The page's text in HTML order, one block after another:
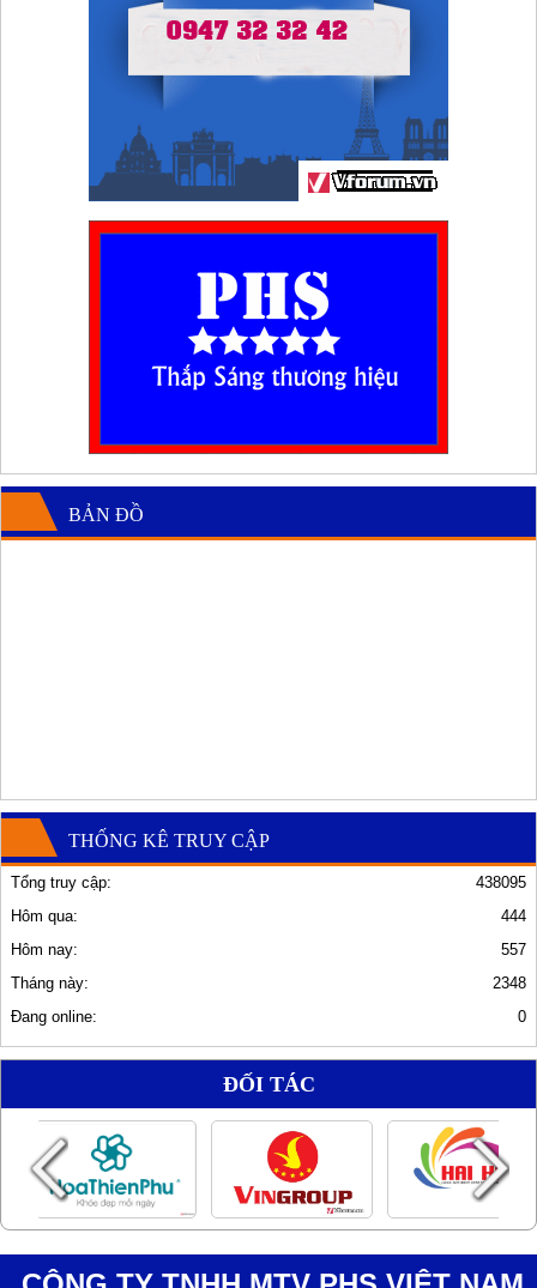
BẢN ĐỒ
THỐNG KÊ TRUY CẬP
438095
Tổng truy cập:
444
Hôm qua:
557
Hôm nay:
2348
Tháng này:
0
Đang online:
ĐỐI TÁC